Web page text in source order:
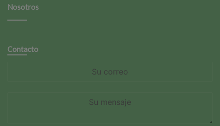
Nosotros
Contacto